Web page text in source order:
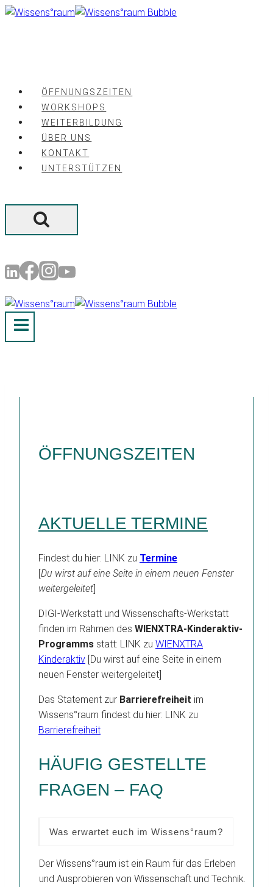
Zum
ÖFFNUNGSZEITEN
WORKSHOPS
WEITERBILDUNG
ÜBER UNS
KONTAKT
UNTERSTÜTZEN
ÖFFNUNGSZEITEN
AKTUELLE TERMINE
Findest du hier: LINK zu Termine
Du wirst auf eine Seite in einem neuen Fenster
weitergeleitet
DIGI-Werkstatt und Wissenschafts-Werkstatt
finden im Rahmen des WIENXTRA-Kinderaktiv-
Programms statt: LINK zu WIENXTRA
Kinderaktiv [Du wirst auf eine Seite in einem
neuen Fenster weitergeleitet]
Das Statement zur Barrierefreiheit im
Wissens°raum findest du hier: LINK zu
Barrierefreiheit
HÄUFIG GESTELLTE
FRAGEN – FAQ
Was erwartet euch im Wissens°raum?
Der Wissens°raum ist ein Raum für das Erleben
und Ausprobieren von Wissenschaft und Technik.